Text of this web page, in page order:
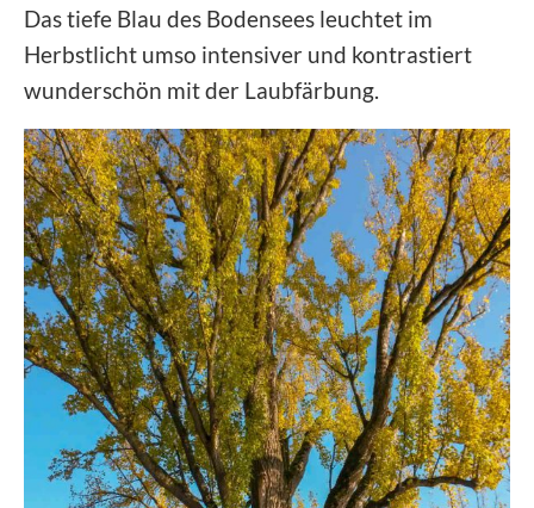
Das tiefe Blau des Bodensees leuchtet im
Herbstlicht umso intensiver und kontrastiert
wunderschön mit der Laubfärbung.